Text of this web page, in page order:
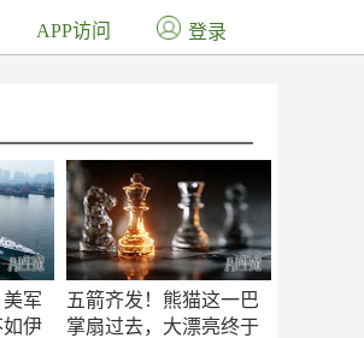
军
伊
五箭齐发！熊猫这一巴
掌扇过去，大漂亮终于
APP访问 登录